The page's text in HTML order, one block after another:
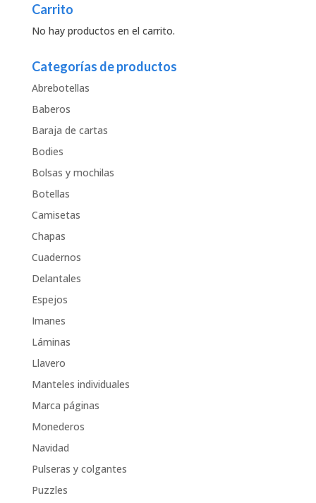
Carrito
No hay productos en el carrito.
Categorías de productos
Abrebotellas
Baberos
Baraja de cartas
Bodies
Bolsas y mochilas
Botellas
Camisetas
Chapas
Cuadernos
Delantales
Espejos
Imanes
Láminas
Llavero
Manteles individuales
Marca páginas
Monederos
Navidad
Pulseras y colgantes
Puzzles